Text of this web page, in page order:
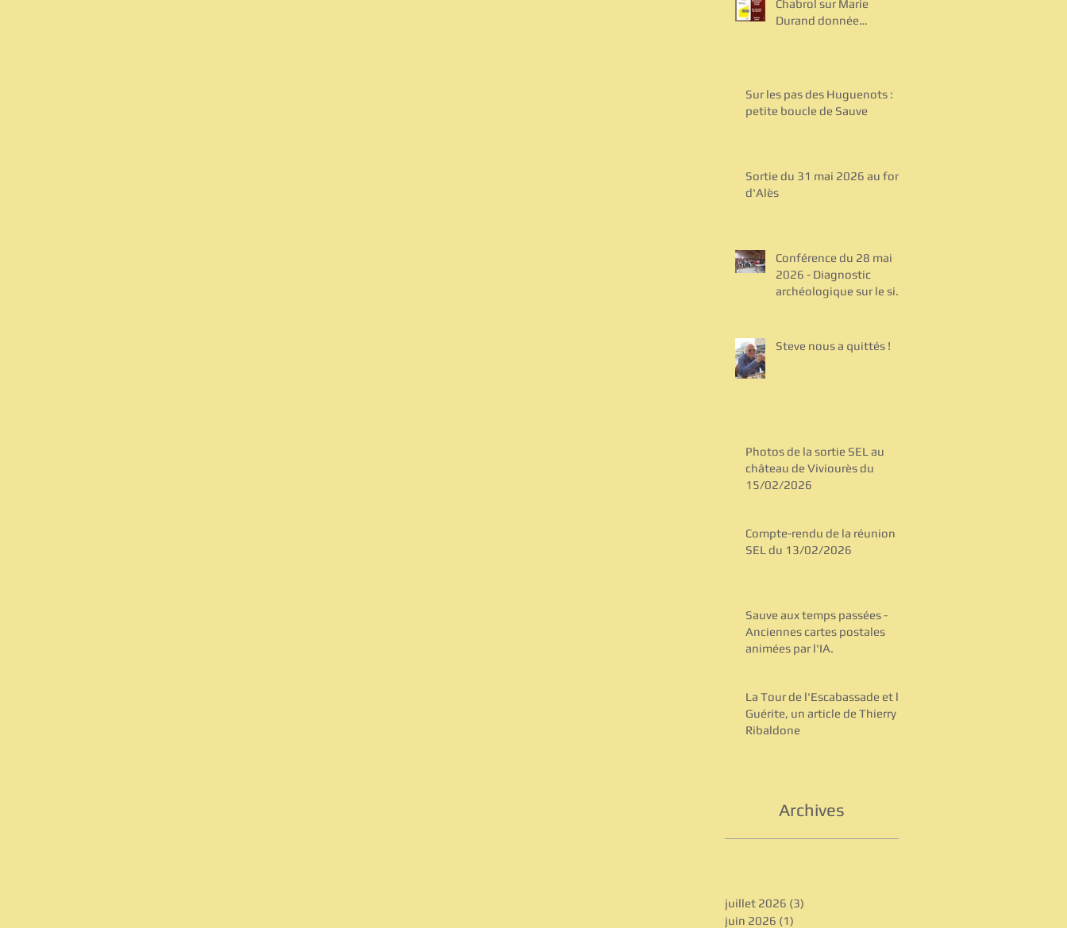
Chabrol sur Marie
Durand donnée
Sur les pas des Huguenots :
petite boucle de Sauve
Sortie du 31 mai 2026 au fort
d'Alès
Conférence du 28 mai
2026 - Diagnostic
archéologique sur le site
Steve nous a quittés !
Photos de la sortie SEL au
château de Viviourès du
15/02/2026
Compte-rendu de la réunion
SEL du 13/02/2026
Sauve aux temps passées -
Anciennes cartes postales
animées par l'IA.
La Tour de l'Escabassade et la
Guérite, un article de Thierry
Ribaldone
Archives
juillet 2026 (3)
juin 2026 (1)